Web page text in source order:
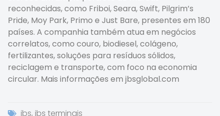
reconhecidas, como Friboi, Seara, Swift, Pilgrim’s
Pride, Moy Park, Primo e Just Bare, presentes em 180
países. A companhia também atua em negócios
correlatos, como couro, biodiesel, colágeno,
fertilizantes, soluções para resíduos sólidos,
reciclagem e transporte, com foco na economia
circular. Mais informações em jbsglobal.com
jbs, jbs terminais